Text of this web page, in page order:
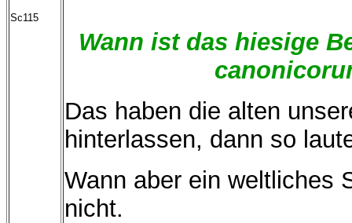
Sc115
Wann ist das hiesige
Das haben die alten
hinterlassen, dann so
Wann aber ein weltliches
nicht.